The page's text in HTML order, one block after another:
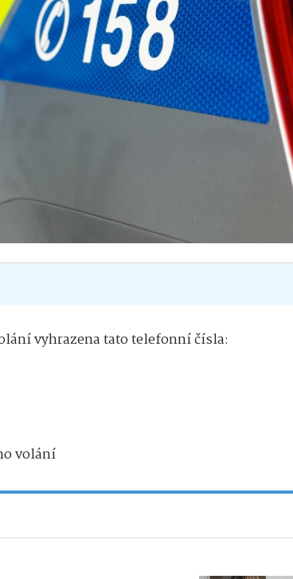
vyhrazena tato telefonní čísla:
volání